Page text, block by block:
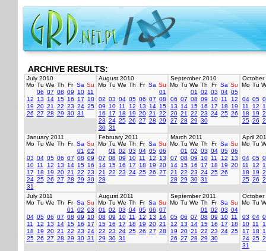
ARCHIVE RESULTS:
July 2010
Mo Tu We Th Fr Sa Su
06 07 08 09 10 11
12
13 14 15 16 17
18
19 20 21 22 23 24 25
26 27 28 29 30 31
August 2010
Mo Tu We Th Fr Sa Su
01
02 03 04 05 06 07 08
09
10 11 12 13 14 15
16
17 18 19 20 21
22
23 24 25 26 27 28 29
30 31
September 2010
Mo Tu We Th Fr Sa Su
01
02 03 04 05
06 07 08 09 10 11
12
13
14 15 16 17 18
19
20 21 22 23 24 25 26
27 28 29 30
October
Mo Tu
04 05
11
12
18
19
25 26
January 2011
Mo Tu We Th Fr Sa Su
01
02
03 04 05 06 07 08 09
10 11 12 13 14 15 16
17
18 19 20 21 22 23
24 25 26 27 28 29 30
31
February 2011
Mo Tu We Th Fr Sa Su
01
02 03 04 05 06
07 08 09 10 11 12
13
14 15 16 17 18 19 20
21
22 23 24 25 26 27
28
March 2011
Mo Tu We Th Fr Sa Su
01
02 03 04 05 06
07 08 09 10 11 12
13
14 15 16 17 18 19 20
21
22 23 24 25 26
28 29 30 31
April
Mo Tu
04 05
11
12
18
19
25 26
July 2011
Mo Tu We Th Fr Sa Su
01
02 03
04 05 06 07 08 09
10
11
12 13 14 15 16
17
18
19 20 21 22 23 24
25 26 27 28 29 30 31
August 2011
Mo Tu We Th Fr Sa Su
01
02 03 04 05 06 07
08 09 10 11 12 13
14
15 16 17 18 19 20 21
22 23 24 25 26 27 28
29 30 31
September 2011
Mo Tu We Th Fr Sa Su
01
02 03 04
05 06 07 08 09 10 11
12
13 14 15 16 17
18
19 20 21 22 23 24 25
26 27 28 29 30
October
Mo Tu
03 04
10 11
17
18
24 25
31